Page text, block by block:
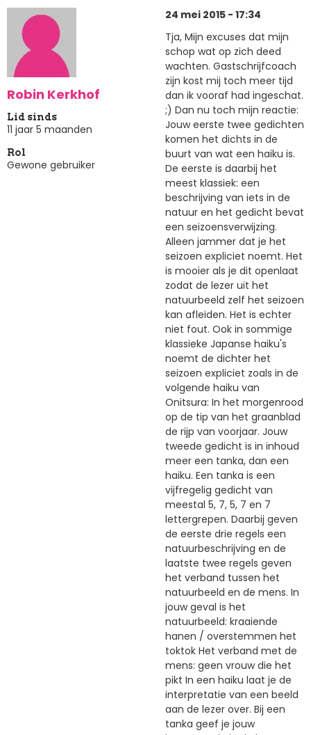
Robin Kerkhof
Lid sinds
11 jaar 5 maanden
Rol
Gewone gebruiker
24 mei 2015 - 17:34
Tja, Mijn excuses dat mijn
schop wat op zich deed
wachten. Gastschrijfcoach
zijn kost mij toch meer tijd
dan ik vooraf had ingeschat.
;) Dan nu toch mijn reactie:
Jouw eerste twee gedichten
komen het dichts in de
buurt van wat een haiku is.
De eerste is daarbij het
meest klassiek: een
beschrijving van iets in de
natuur en het gedicht bevat
een seizoensverwijzing.
Alleen jammer dat je het
seizoen expliciet noemt. Het
is mooier als je dit openlaat
zodat de lezer uit het
natuurbeeld zelf het seizoen
kan afleiden. Het is echter
niet fout. Ook in sommige
klassieke Japanse haiku's
noemt de dichter het
seizoen expliciet zoals in de
volgende haiku van
Onitsura: In het morgenrood
op de tip van het graanblad
de rijp van voorjaar. Jouw
tweede gedicht is in inhoud
meer een tanka, dan een
haiku. Een tanka is een
vijfregelig gedicht van
meestal 5, 7, 5, 7 en 7
lettergrepen. Daarbij geven
de eerste drie regels een
natuurbeschrijving en de
laatste twee regels geven
het verband tussen het
natuurbeeld en de mens. In
jouw geval is het
natuurbeeld: kraaiende
hanen / overstemmen het
toktok Het verband met de
mens: geen vrouw die het
pikt In een haiku laat je de
interpretatie van een beeld
aan de lezer over. Bij een
tanka geef je jouw